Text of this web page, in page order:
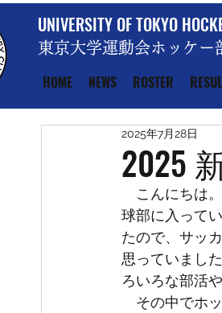
UNIVERSITY OF TOKYO
東京大学運動会ホッケー
HOME NEWS ROSTER
2025
2025年7月28日
こんにちは
球部に入って
たので、サッ
思っていまし
ろいろな部活
その中でホ